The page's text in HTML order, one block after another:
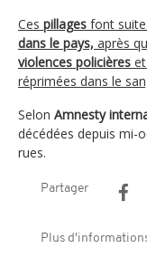
Ces pillages font
dans le pays, après
violences policières
réprimées dans le
Selon Amnesty
décédées depuis mi-
rues.
Partager
Plus